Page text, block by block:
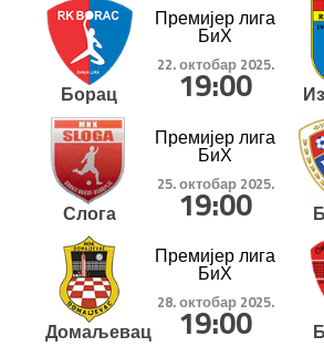
Борац
Премијер лига
БиХ
22. октобар 2025.
19:00
Слога
Премијер лига
БиХ
25. октобар 2025.
19:00
Домаљевац
Премијер лига
БиХ
28. октобар 2025.
19:00